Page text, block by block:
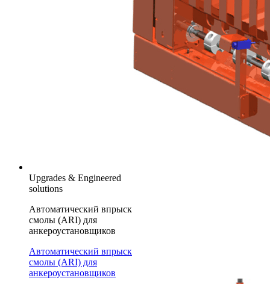
Upgrades & Engineered
solutions
Автоматический впрыск
смолы (ARI) для
анкероустановщиков
Автоматический впрыск
смолы (ARI) для
анкероустановщиков